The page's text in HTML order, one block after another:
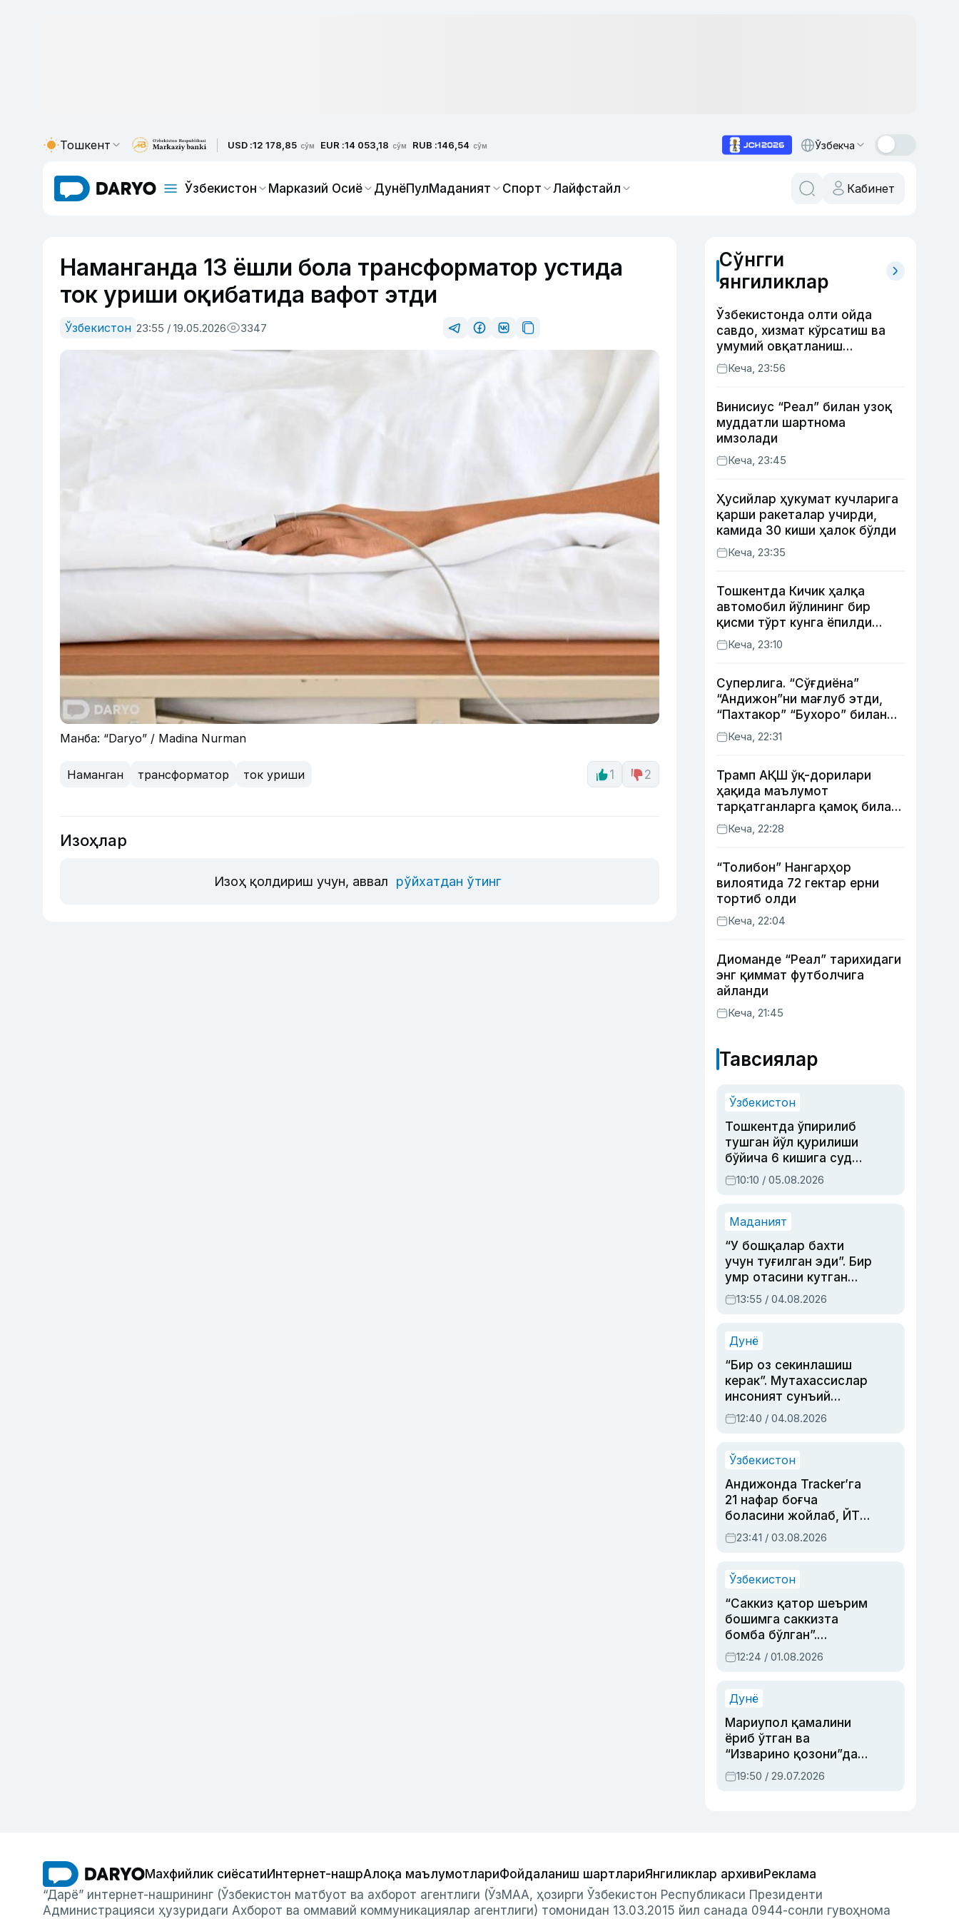
Тошкент USD :12 178,85 сўм EUR :14 053,18 сўм RUB :146,54 сўм Ўзбекча
Ўзбекистон Марказий Осиё ДунёПулМаданият Спорт Лайфстайл Кабинет
Наманганда 13 ёшли бола трансформатор устида
ток уриши оқибатида вафот этди
Ўзбекистон 23:55 / 19.05.2026 3347
Манба: “Daryo” / Madina Nurman
Наманган трансформатор ток уриши 1 2
Изоҳлар
Изоҳ қолдириш учун, аввал рўйхатдан ўтинг
Сўнгги
янгиликлар
Ўзбекистонда олти ойда
савдо, хизмат кўрсатиш ва
умумий овқатланиш
корхоналари қанча солиқ
тўлагани очиқланди
Кеча, 23:56
Винисиус “Реал” билан узоқ
муддатли шартнома
имзолади
Кеча, 23:45
Ҳусийлар ҳукумат кучларига
қарши ракеталар учирди,
камида 30 киши ҳалок бўлди
Кеча, 23:35
Тошкентда Кичик ҳалқа
автомобил йўлининг бир
қисми тўрт кунга ёпилди
(харита)
Кеча, 23:10
Суперлига. “Сўғдиёна”
“Андижон”ни мағлуб этди,
“Пахтакор” “Бухоро” билан
жанговар дуранг қайд этди
Кеча, 22:31
Трамп АҚШ ўқ-дорилари
ҳақида маълумот
тарқатганларга қамоқ билан
таҳдид қилди
Кеча, 22:28
“Толибон” Нангарҳор
вилоятида 72 гектар ерни
тортиб олди
Кеча, 22:04
Диоманде “Реал” тарихидаги
энг қиммат футболчига
айланди
Кеча, 21:45
Тавсиялар
Ўзбекистон
Тошкентда ўпирилиб
тушган йўл қурилиши
бўйича 6 кишига суд
ҳукми ўқилди
10:10 / 05.08.2026
Маданият
“У бошқалар бахти
учун туғилган эди”. Бир
умр отасини кутган
актриса ва дубльяж
устаси Римма
синовларга тўла ҳаёти
13:55 / 04.08.2026
Дунё
“Бир оз секинлашиш
керак”. Мутахассислар
инсоният сунъий
интеллектни бошқара
олмай қолишидан
12:40 / 04.08.2026
Ўзбекистон
Андижонда Tracker’га
21 нафар боғча
боласини жойлаб, ЙТҲ
содир этган аёлга суд
ҳукми ўқилди
23:41 / 03.08.2026
Ўзбекистон
“Саккиз қатор шеърим
бошимга саккизта
бомба бўлган”.
Абдулла Ориповни
сиёсий айбловлардан
12:24 / 01.08.2026
Дунё
Мариупол қамалини
ёриб ўтган ва
“Изварино қозони”дан
чиққан қаҳрамон —
Украина армияси бош
19:50 / 29.07.2026
Махфийлик сиёсатиИнтернет-нашрАлоқа маълумотлариФойдаланиш шартлариЯнгиликлар архивиРеклама
“Дарё” интернет-нашрининг (Ўзбекистон матбуот ва ахборот агентлиги (ЎзМАА, ҳозирги Ўзбекистон Республикаси Президенти
Администрацияси ҳузуридаги Ахборот ва оммавий коммуникациялар агентлиги) томонидан 13.03.2015 йил санада 0944-сонли гувоҳнома